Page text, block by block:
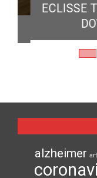
ECLISSE
alzheimer